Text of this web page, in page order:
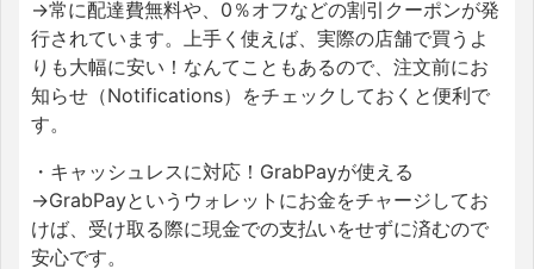
→常に配達費無料や、0％オフなどの割引クーポンが発
行されています。上手く使えば、実際の店舗で買うよ
りも大幅に安い！なんてこともあるので、注文前にお
知らせ（Notifications）をチェックしておくと便利で
す。
・キャッシュレスに対応！GrabPayが使える
→GrabPayというウォレットにお金をチャージしてお
けば、受け取る際に現金での支払いをせずに済むので
安心です。